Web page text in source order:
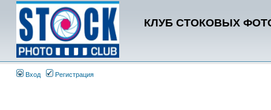
КЛУБ СТОКОВЫХ
Вход Регистрация